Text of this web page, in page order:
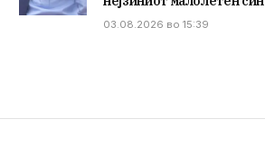
03.08.2026 во 15:39